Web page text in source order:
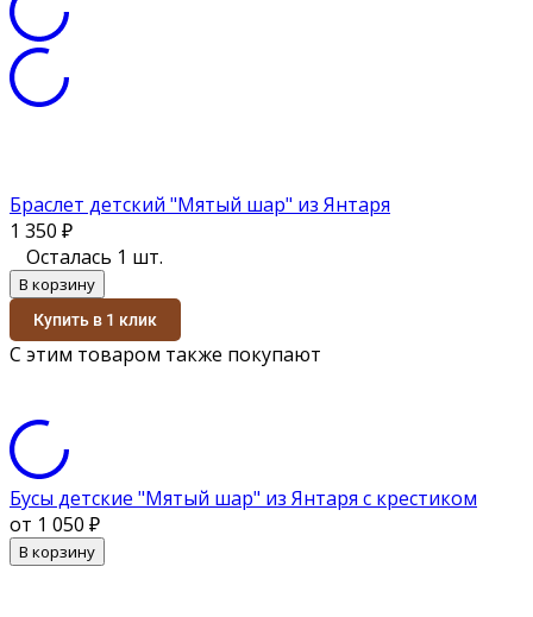
Браслет детский "Мятый шар" из Янтаря
1 350 ₽
Осталась 1 шт.
В корзину
Купить в 1 клик
С этим товаром также покупают
Бусы детские "Мятый шар" из Янтаря с крестиком
от 1 050 ₽
В корзину